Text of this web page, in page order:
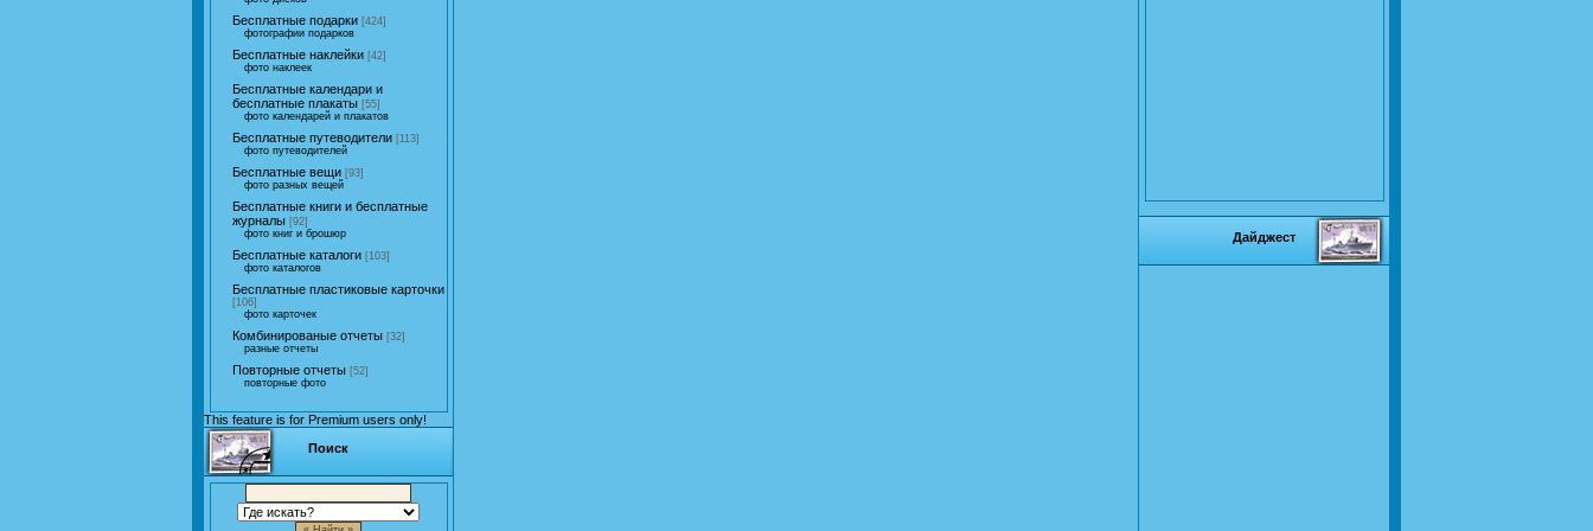
Бесплатные подарки [424]
фотографии подарков
Бесплатные наклейки [42]
фото наклеек
Бесплатные календари и
бесплатные плакаты [55]
фото календарей и плакатов
Бесплатные путеводители [113]
фото путеводителей
Бесплатные вещи [93]
фото разных вещей
Бесплатные книги и бесплатные
журналы [92]
фото книг и брошюр
Бесплатные каталоги [103]
фото каталогов
Бесплатные пластиковые карточки
[106]
фото карточек
Комбинированые отчеты [32]
разные отчеты
Повторные отчеты [52]
повторные фото
This feature is for Premium users only!
Поиск
Дайджест